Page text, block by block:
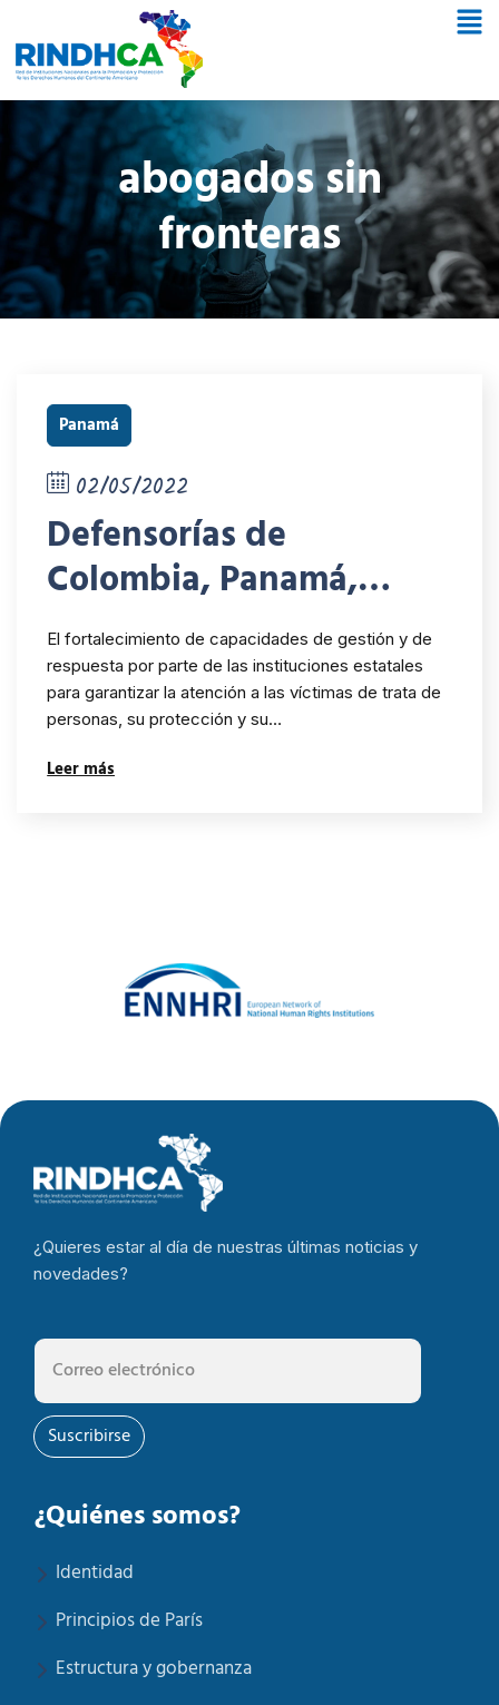
abogados sin
fronteras
Panamá
02/05/2022
Defensorías de
Colombia, Panamá,
Honduras y Abogados
Sin Fronteras firman
declaración Del Foro
Interamericano sobre la
El fortalecimiento de capacidades de gestión y de
respuesta por parte de las instituciones estatales
para garantizar la atención a las víctimas de trata de
personas, su protección y su…
Leer más
¿Quieres estar al día de nuestras últimas noticias y
novedades?
Suscribirse
¿Quiénes somos?
Identidad
Principios de París
Estructura y gobernanza